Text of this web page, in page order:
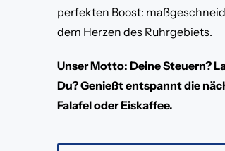
perfekten Boost:
dem Herzen des Ruhrgebiets.
Unser Motto: Deine Steuern?
Du? Genießt entspannt die
Falafel oder Eiskaffee.